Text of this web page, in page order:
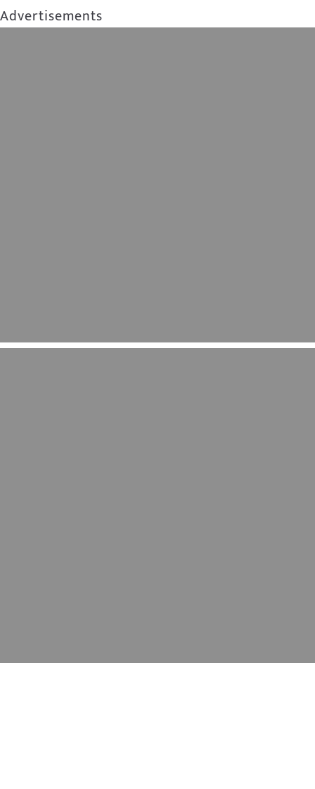
Advertisements